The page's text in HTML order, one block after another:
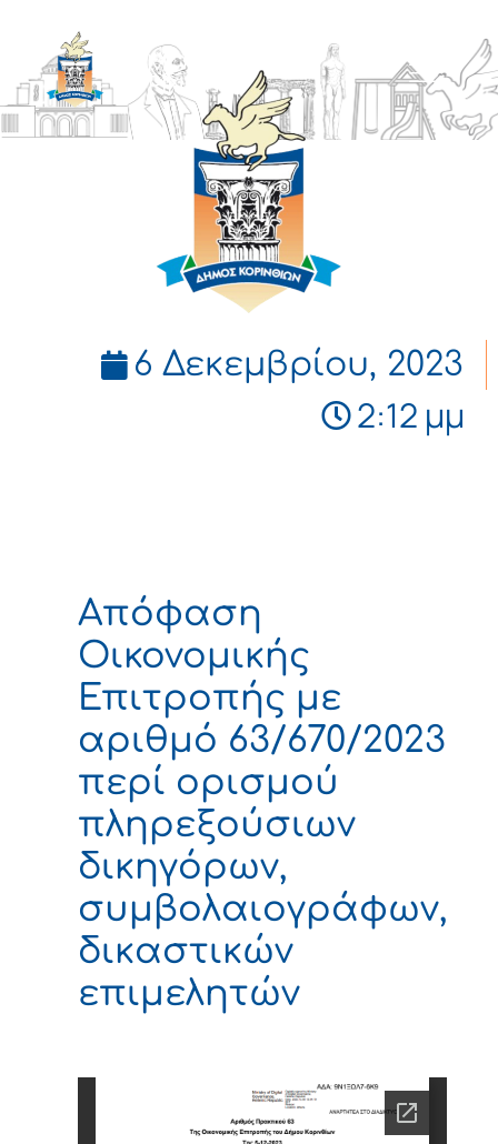
ΔΗΜΟΣ
ΚΟΡΙΝΘΙΩΝ
6 Δεκεμβρίου, 2023
2:12 μμ
Απόφαση
Οικονομικής
Επιτροπής με
αριθμό 63/670/2023
περί ορισμού
πληρεξούσιων
δικηγόρων,
συμβολαιογράφων,
δικαστικών
επιμελητών